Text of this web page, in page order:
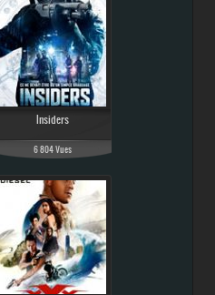
Insiders
6 804 Vues